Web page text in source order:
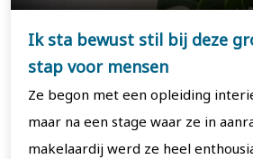
Ik sta bewust stil bij deze
stap voor mensen
Ze begon met een opleiding
maar na een stage waar ze in
makelaardij werd ze heel